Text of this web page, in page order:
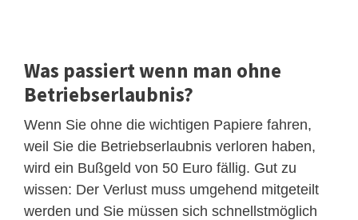
Was passiert wenn man ohne
Betriebserlaubnis?
Wenn Sie ohne die wichtigen Papiere fahren,
weil Sie die Betriebserlaubnis verloren haben,
wird ein Bußgeld von 50 Euro fällig. Gut zu
wissen: Der Verlust muss umgehend mitgeteilt
werden und Sie müssen sich schnellstmöglich